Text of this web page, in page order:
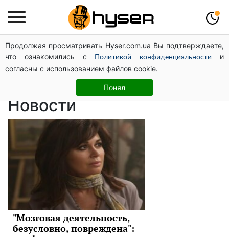
Продолжая просматривать Hyser.com.ua Вы подтверждаете,
что ознакомились с
Политикой конфиденциальности
и
согласны с использованием файлов cookie.
Понял
Анастасия
Заворотнюк
Новости
"Мозговая деятельность,
безусловно, повреждена":